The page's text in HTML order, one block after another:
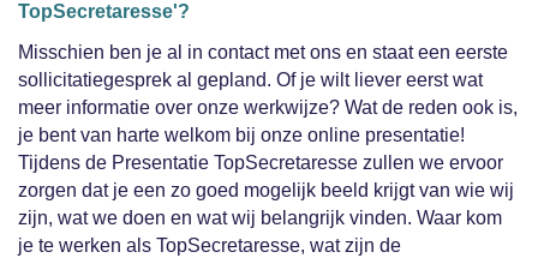
TopSecretaresse'?
Misschien ben je al in contact met ons en staat een eerste
sollicitatiegesprek al gepland. Of je wilt liever eerst wat
meer informatie over onze werkwijze? Wat de reden ook is,
je bent van harte welkom bij onze online presentatie!
Tijdens de Presentatie TopSecretaresse zullen we ervoor
zorgen dat je een zo goed mogelijk beeld krijgt van wie wij
zijn, wat we doen en wat wij belangrijk vinden. Waar kom
je te werken als TopSecretaresse, wat zijn de